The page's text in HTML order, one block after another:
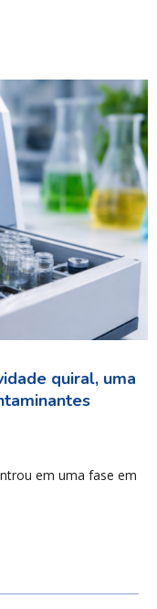
quiral, uma
em uma fase em